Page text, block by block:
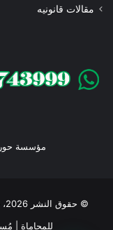
مقالات قانونيه
مؤسسة حورس
© حقوق النشر 2026، جميع الحقوق محفوظة |
للمحاماة
|